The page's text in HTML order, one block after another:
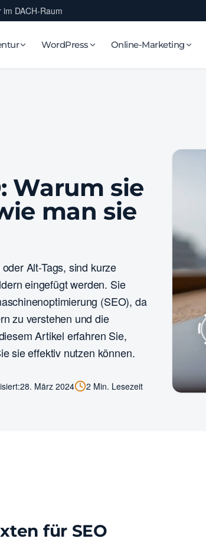
DACH-Raum
WordPress Online-Marketing
Warum sie
man sie
Alt-Tags, sind kurze
eingefügt werden. Sie
(SEO), da
zu verstehen und die
Artikel erfahren Sie,
sie effektiv nutzen können.
28. März 2024 2 Min. Lesezeit
für SEO